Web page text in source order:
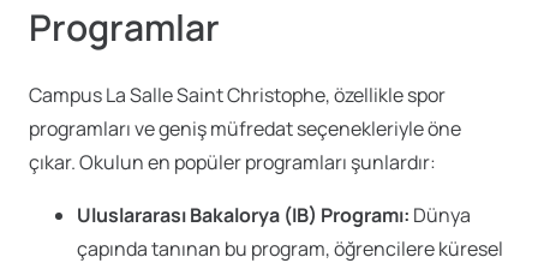
Programlar
Campus La Salle Saint Christophe, özellikle spor
programları ve geniş müfredat seçenekleriyle öne
çıkar. Okulun en popüler programları şunlardır:
Uluslararası Bakalorya (IB) Programı: Dünya
çapında tanınan bu program, öğrencilere küresel